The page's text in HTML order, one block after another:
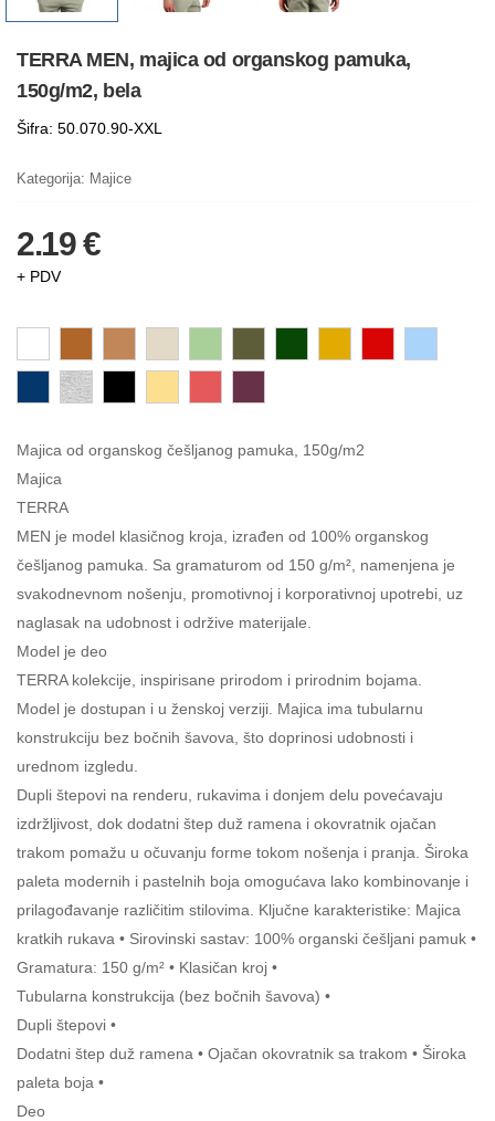
TERRA MEN, majica od organskog pamuka,
150g/m2, bela
Šifra: 50.070.90-XXL
Kategorija: Majice
2.19 €
+ PDV
Majica od organskog češljanog pamuka, 150g/m2
Majica
TERRA
MEN je model klasičnog kroja, izrađen od 100% organskog
češljanog pamuka. Sa gramaturom od 150 g/m², namenjena je
svakodnevnom nošenju, promotivnoj i korporativnoj upotrebi, uz
naglasak na udobnost i održive materijale.
Model je deo
TERRA kolekcije, inspirisane prirodom i prirodnim bojama.
Model je dostupan i u ženskoj verziji. Majica ima tubularnu
konstrukciju bez bočnih šavova, što doprinosi udobnosti i
urednom izgledu.
Dupli štepovi na renderu, rukavima i donjem delu povećavaju
izdržljivost, dok dodatni štep duž ramena i okovratnik ojačan
trakom pomažu u očuvanju forme tokom nošenja i pranja. Široka
paleta modernih i pastelnih boja omogućava lako kombinovanje i
prilagođavanje različitim stilovima. Ključne karakteristike: Majica
kratkih rukava • Sirovinski sastav: 100% organski češljani pamuk •
Gramatura: 150 g/m² • Klasičan kroj •
Tubularna konstrukcija (bez bočnih šavova) •
Dupli štepovi •
Dodatni štep duž ramena • Ojačan okovratnik sa trakom • Široka
paleta boja •
Deo